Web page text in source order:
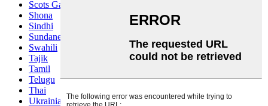
Scots Gaelic
Shona
Sindhi
Sundanese
Swahili
Tajik
Tamil
Telugu
Thai
Ukrainian